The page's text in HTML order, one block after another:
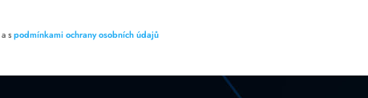
a spodmínkami ochrany osobních údajů